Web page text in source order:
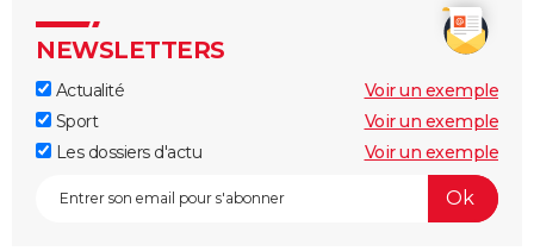
NEWSLETTERS
Actualité
Voir un exemple
Sport
Voir un exemple
Les dossiers d'actu
Voir un exemple